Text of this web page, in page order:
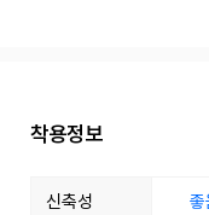
착용정보
신축성 좋